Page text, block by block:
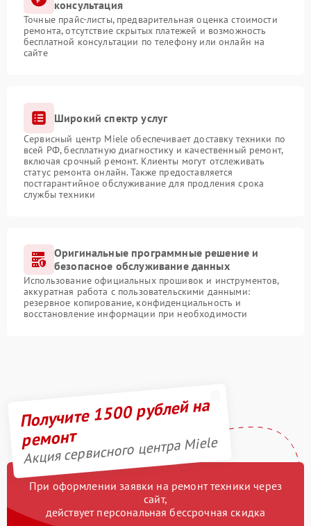
консультация
Точные прайс-листы, предварительная оценка стоимости
ремонта, отсутствие скрытых платежей и возможность
бесплатной консультации по телефону или онлайн на
сайте
Широкий спектр услуг
Сервисный центр Miele обеспечивает доставку техники по
всей РФ, бесплатную диагностику и качественный ремонт,
включая срочный ремонт. Клиенты могут отслеживать
статус ремонта онлайн. Также предоставляется
постгарантийное обслуживание для продления срока
службы техники
Оригинальные программные решение и
безопасное обслуживание данных
Использование официальных прошивок и инструментов,
аккуратная работа с пользовательскими данными:
резервное копирование, конфиденциальность и
восстановление информации при необходимости
Получите 1500 рублей на
ремонт
Акция сервисного центра Miele
При оформлении заявки на ремонт техники через
сайт,
действует персональная бессрочная скидка